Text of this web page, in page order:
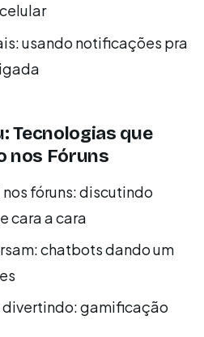
usando notificações pra
Tecnologias que
nos Fóruns
fóruns: discutindo
cara a cara
chatbots dando um
divertindo: gamificação